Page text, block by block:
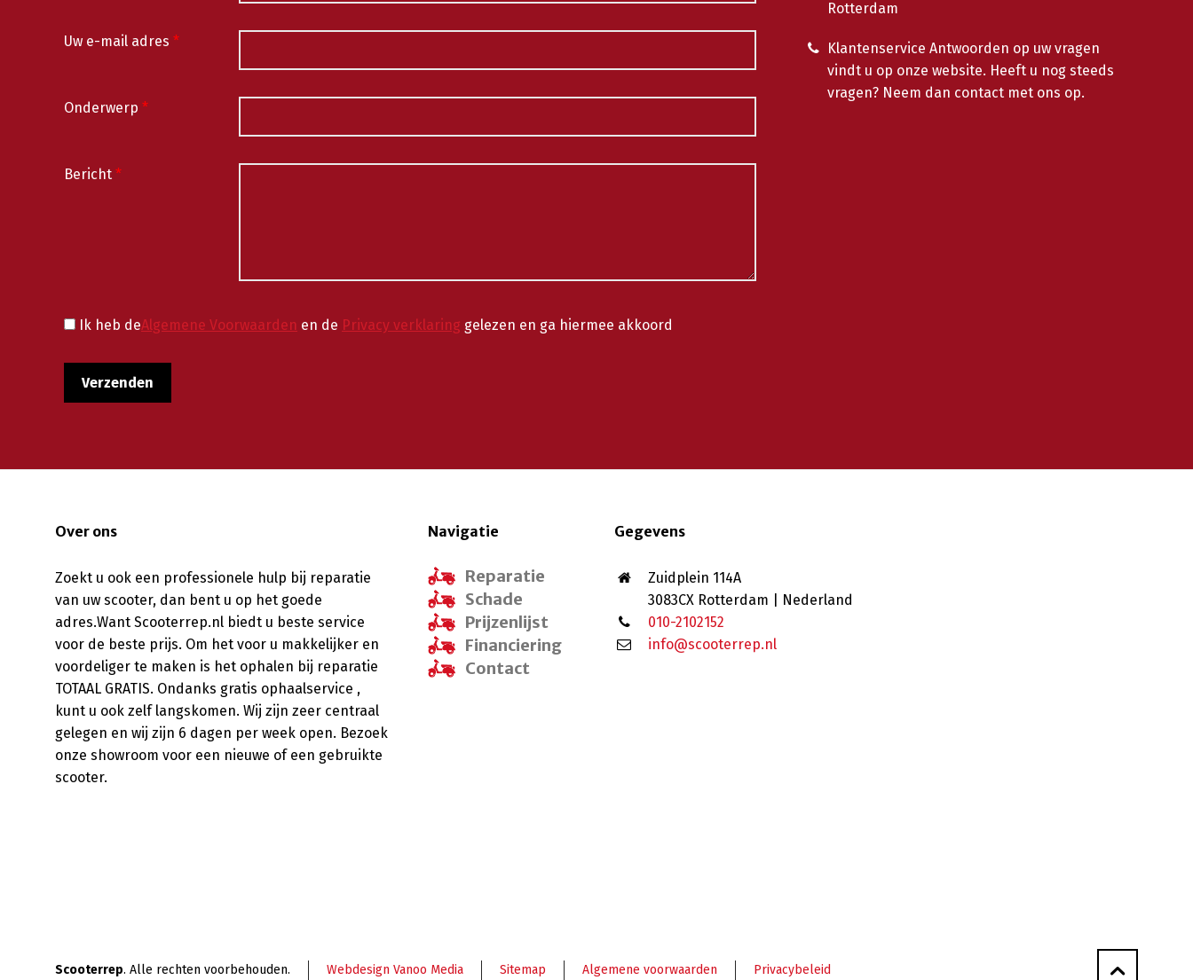
Uw e-mail adres *
Onderwerp *
Bericht *
Ik heb deAlgemene Voorwaarden en de Privacy verklaring gelezen en ga hiermee akkoord
Rotterdam
Klantenservice Antwoorden op uw vragen
vindt u op onze website. Heeft u nog steeds
vragen? Neem dan contact met ons op.
Over ons
Zoekt u ook een professionele hulp bij reparatie
van uw scooter, dan bent u op het goede
adres.Want Scooterrep.nl biedt u beste service
voor de beste prijs. Om het voor u makkelijker en
voordeliger te maken is het ophalen bij reparatie
TOTAAL GRATIS. Ondanks gratis ophaalservice ,
kunt u ook zelf langskomen. Wij zijn zeer centraal
gelegen en wij zijn 6 dagen per week open. Bezoek
onze showroom voor een nieuwe of een gebruikte
scooter.
Navigatie
Reparatie
Schade
Prijzenlijst
Financiering
Contact
Gegevens
Zuidplein 114A
3083CX Rotterdam | Nederland
010-2102152
info@scooterrep.nl
Scooterrep. Alle rechten voorbehouden. Webdesign Vanoo Media Sitemap Algemene voorwaarden Privacybeleid